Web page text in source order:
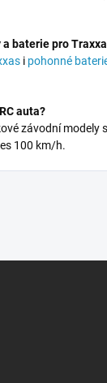
baterie pro
i pohonné
auta?
závodní modely
100 km/h.